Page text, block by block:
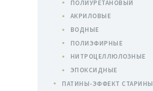
ПОЛИУРЕТАНОВЫЙ
АКРИЛОВЫЕ
ВОДНЫЕ
ПОЛИЭФИРНЫЕ
НИТРОЦЕЛЛЮЛОЗНЫЕ
ЭПОКСИДНЫЕ
ПАТИНЫ-ЭФФЕКТ СТАРИНЫ